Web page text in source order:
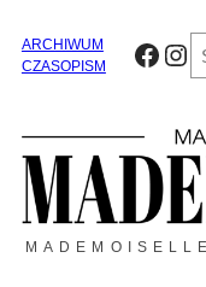
treściARCHIWUM
CZASOPISM